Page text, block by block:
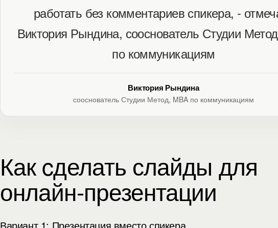
работать без комментариев спикера, -
Виктория Рындина, сооснователь Студии
по коммуникациям
Виктория Рындина
сооснователь Студии Метод, MBA по коммуникациям
Как cделать слайды для
онлайн-презентации